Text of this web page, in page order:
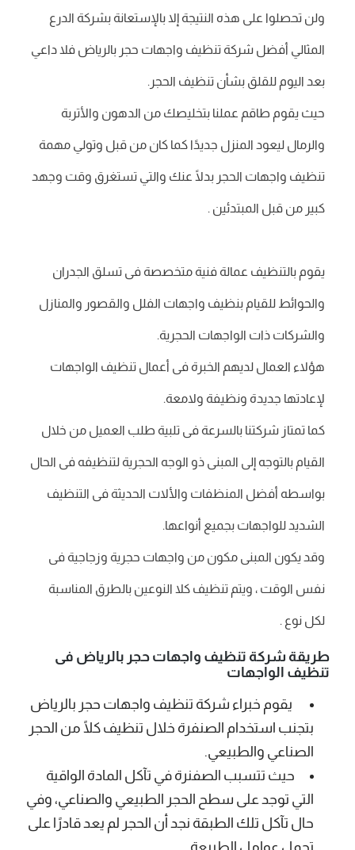
ولن تحصلوا على هذه النتيجة إلا بالإستعانة بشركة الدرع
المثالي أفضل شركة تنظيف واجهات حجر بالرياض فلا داعي
بعد اليوم للقلق بشأن تنظيف الحجر.
حيث يقوم طاقم عملنا بتخليصك من الدهون والأتربة
والرمال ليعود المنزل جديدًا كما كان من قبل وتولي مهمة
تنظيف واجهات الحجر بدلًا عنك والتي تستغرق وقت وجهد
كبير من قبل المبتدئين .
يقوم بالتنظيف عمالة فنية متخصصة فى تسلق الجدران
والحوائط للقيام بنظيف واجهات الفلل والقصور والمنازل
والشركات ذات الواجهات الحجرية.
هؤلاء العمال لديهم الخبرة فى أعمال تنظيف الواجهات
لإعادتها جديدة ونظيفة ولامعة.
كما تمتاز شركتنا بالسرعة فى تلبية طلب العميل من خلال
القيام بالتوجه إلى المبنى ذو الوجه الحجرية لتنظيفه فى الحال
بواسطه أفضل المنظفات والألات الحديثة فى التنظيف
الشديد للواجهات بجميع أنواعها.
وقد يكون المبنى مكون من واجهات حجرية وزجاجية فى
نفس الوقت ، ويتم تنظيف كلا النوعين بالطرق المناسبة
لكل نوع .
طريقة شركة تنظيف واجهات حجر بالرياض فى
تنظيف الواجهات
يقوم خبراء شركة تنظيف واجهات حجر بالرياض
بتجنب استخدام الصنفرة خلال تنظيف كلًا من الحجر
الصناعي والطبيعي.
حيث تتسبب الصفنرة في تآكل المادة الواقية
التي توجد على سطح الحجر الطبيعي والصناعي، وفي
حال تآكل تلك الطبقة نجد أن الحجر لم يعد قادرًا على